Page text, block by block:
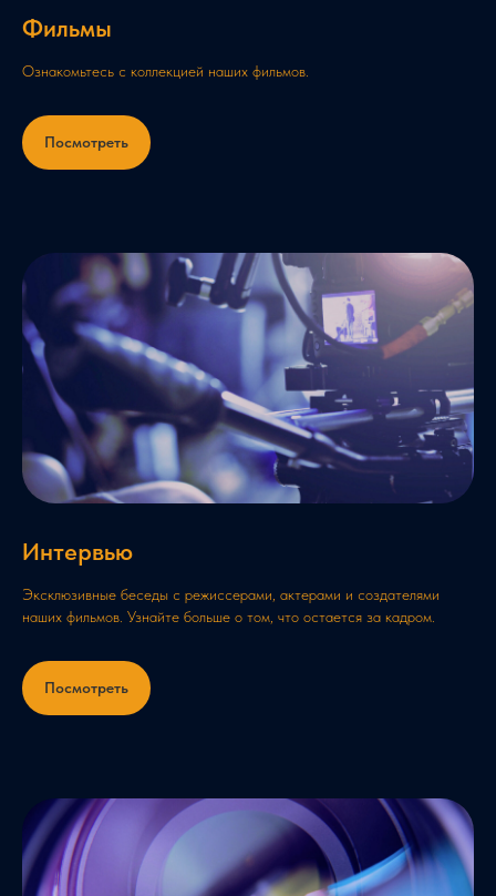
Фильмы
Ознакомьтесь с коллекцией наших фильмов.
Посмотреть
Интервью
Эксклюзивные беседы с режиссерами, актерами и создателями
наших фильмов. Узнайте больше о том, что остается за кадром.
Посмотреть